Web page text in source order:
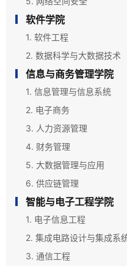
软件学院
1. 软件工程
2. 数据科学与大数据技术
信息与商务管理学院
1. 信息管理与信息系统
2. 电子商务
3. 人力资源管理
4. 财务管理
5. 大数据管理与应用
6. 供应链管理
智能与电子工程学院
1. 电子信息工程
2. 集成电路设计与集成系
3. 通信工程